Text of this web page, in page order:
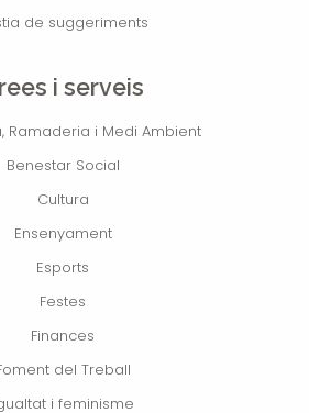
de suggeriments
i serveis
Ramaderia i Medi Ambient
Benestar Social
Cultura
Ensenyament
Esports
Festes
Finances
del Treball
i feminisme